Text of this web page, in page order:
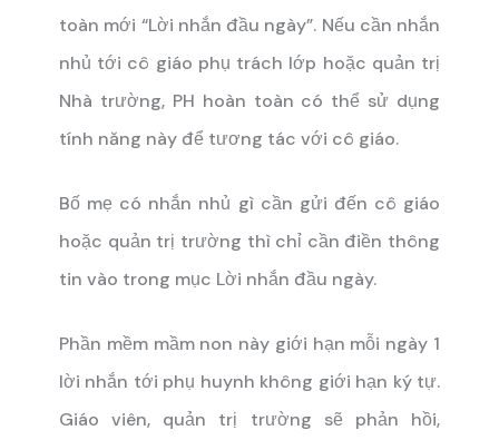
toàn mới “Lời nhắn đầu ngày”. Nếu cần nhắn
nhủ tới cô giáo phụ trách lớp hoặc quản trị
Nhà trường, PH hoàn toàn có thể sử dụng
tính năng này để tương tác với cô giáo.
Bố mẹ có nhắn nhủ gì cần gửi đến cô giáo
hoặc quản trị trường thì chỉ cần điền thông
tin vào trong mục Lời nhắn đầu ngày.
Phần mềm mầm non này giới hạn mỗi ngày 1
lời nhắn tới phụ huynh không giới hạn ký tự.
Giáo viên, quản trị trường sẽ phản hồi,